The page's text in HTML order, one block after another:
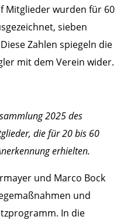
Mitglieder wurden für 60
sieben
Zahlen spiegeln die
mit dem Verein wider.
2025 des
die für 20 bis 60
erhielten.
und Marco Bock
und
In die